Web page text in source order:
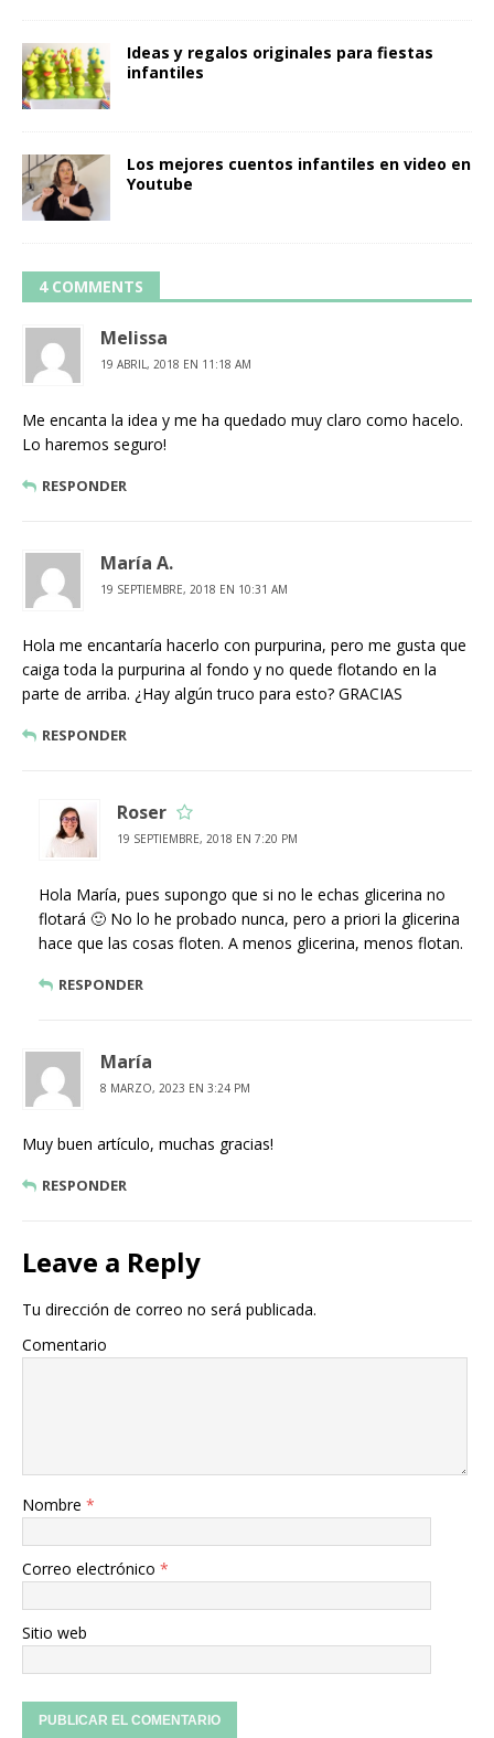
Ideas y regalos originales para fiestas
infantiles
Los mejores cuentos infantiles en video en
Youtube
4 COMMENTS
Melissa
19 ABRIL, 2018 EN 11:18 AM
Me encanta la idea y me ha quedado muy claro como hacelo.
Lo haremos seguro!
RESPONDER
María A.
19 SEPTIEMBRE, 2018 EN 10:31 AM
Hola me encantaría hacerlo con purpurina, pero me gusta que
caiga toda la purpurina al fondo y no quede flotando en la
parte de arriba. ¿Hay algún truco para esto? GRACIAS
RESPONDER
Roser
19 SEPTIEMBRE, 2018 EN 7:20 PM
Hola María, pues supongo que si no le echas glicerina no
flotará 🙂 No lo he probado nunca, pero a priori la glicerina
hace que las cosas floten. A menos glicerina, menos flotan.
RESPONDER
María
8 MARZO, 2023 EN 3:24 PM
Muy buen artículo, muchas gracias!
RESPONDER
Leave a Reply
Tu dirección de correo no será publicada.
Comentario
Nombre *
Correo electrónico *
Sitio web